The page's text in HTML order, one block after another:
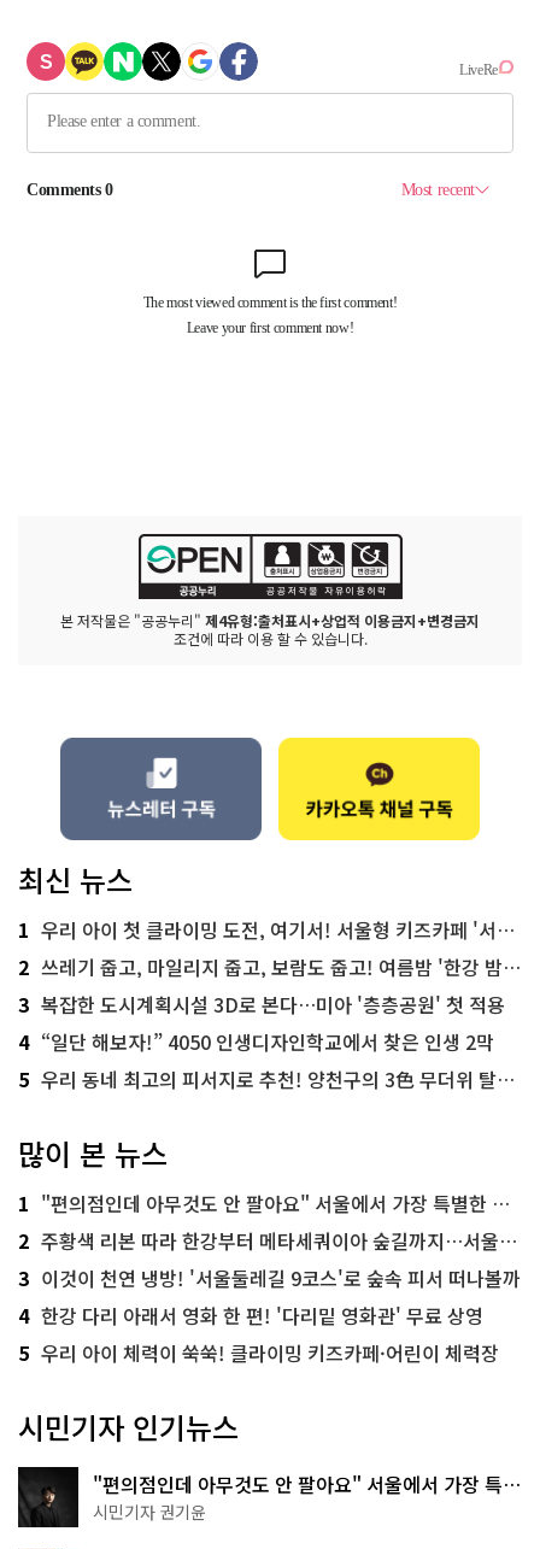
본 저작물은 "공공누리" 제4유형:출처표시+상업적 이용금지+변경금지
조건에 따라 이용 할 수 있습니다.
최신 뉴스
1 우리 아이 첫 클라이밍 도전, 여기서! 서울형 키즈카페 '서울가족플라자점'
2 쓰레기 줍고, 마일리지 줍고, 보람도 줍고! 여름밤 '한강 밤마실 줍깅'
3 복잡한 도시계획시설 3D로 본다…미아 '층층공원' 첫 적용
4 “일단 해보자!” 4050 인생디자인학교에서 찾은 인생 2막
5 우리 동네 최고의 피서지로 추천! 양천구의 3色 무더위 탈출 명소
많이 본 뉴스
1 "편의점인데 아무것도 안 팔아요" 서울에서 가장 특별한 편의점의 정체
2 주황색 리본 따라 한강부터 메타세쿼이아 숲길까지…서울둘레길 15코스
3 이것이 천연 냉방! '서울둘레길 9코스'로 숲속 피서 떠나볼까
4 한강 다리 아래서 영화 한 편! '다리밑 영화관' 무료 상영
5 우리 아이 체력이 쑥쑥! 클라이밍 키즈카페·어린이 체력장
시민기자 인기뉴스
"편의점인데 아무것도 안 팔아요" 서울에서 가장 특별
한 편의점의 정체
시민기자 권기윤